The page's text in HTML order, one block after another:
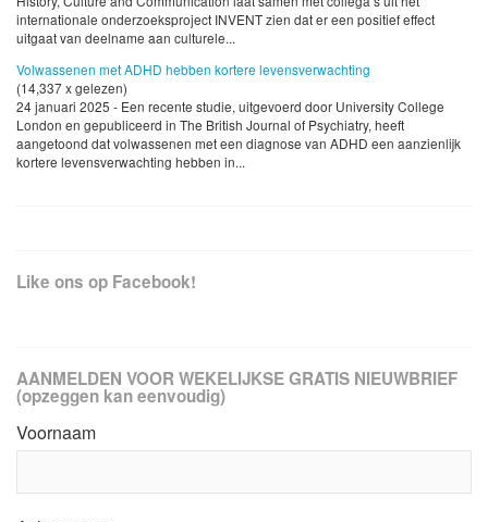
internationale onderzoeksproject INVENT zien dat er een positief effect
uitgaat van deelname aan culturele...
Volwassenen met ADHD hebben kortere levensverwachting
(14,337 x gelezen)
24 januari 2025 - Een recente studie, uitgevoerd door University College
London en gepubliceerd in The British Journal of Psychiatry, heeft
aangetoond dat volwassenen met een diagnose van ADHD een aanzienlijk
kortere levensverwachting hebben in...
Like ons op Facebook!
AANMELDEN VOOR WEKELIJKSE GRATIS NIEUWBRIEF
(opzeggen kan eenvoudig)
Voornaam